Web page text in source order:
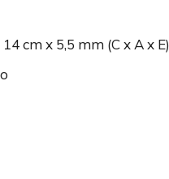
cm x 5,5 mm (C x A x E)